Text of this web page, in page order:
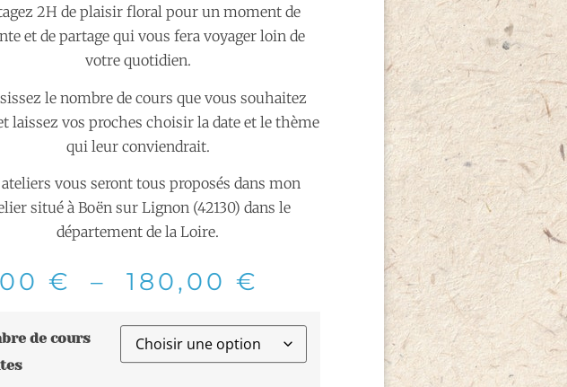
2H de plaisir floral pour un moment de
et de partage qui vous fera voyager loin de
votre quotidien.
le nombre de cours que vous souhaitez
laissez vos proches choisir la date et le thème
qui leur conviendrait.
ateliers vous seront tous proposés dans mon
situé à Boën sur Lignon (42130) dans le
département de la Loire.
€ – 180,00 €
de cours